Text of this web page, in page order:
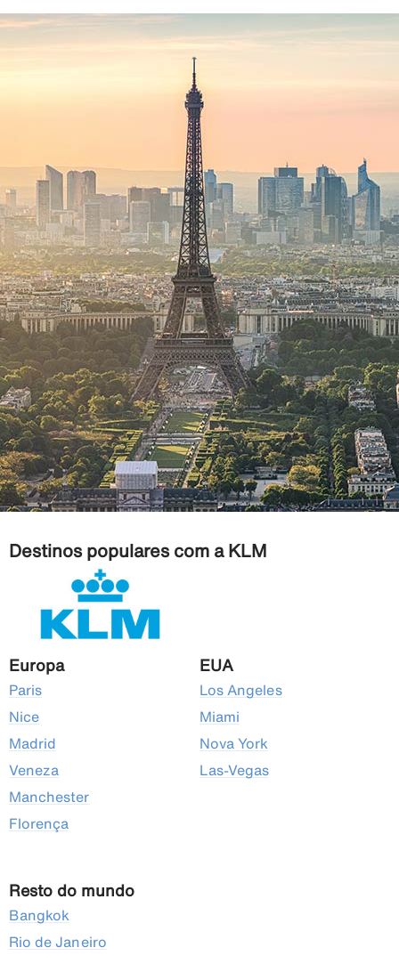
Destinos populares com a KLM
Europa
Paris
Nice
Madrid
Veneza
Manchester
Florença
EUA
Los Angeles
Miami
Nova York
Las-Vegas
Resto do mundo
Bangkok
Rio de Janeiro